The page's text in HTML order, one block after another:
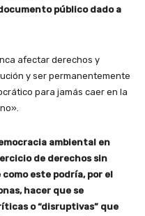
público dado a
afectar derechos y
y ser permanentemente
para jamás caer en la
ambiental en
de derechos sin
este podría, por el
hacer que se
o “disruptivas” que